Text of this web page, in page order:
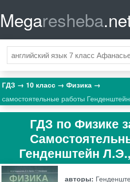
Megaresheba
ГДЗ 10 класс
Физика
самостоятельные работы Генденштейн
ГДЗ по Физике
Генденштейн
авторы: